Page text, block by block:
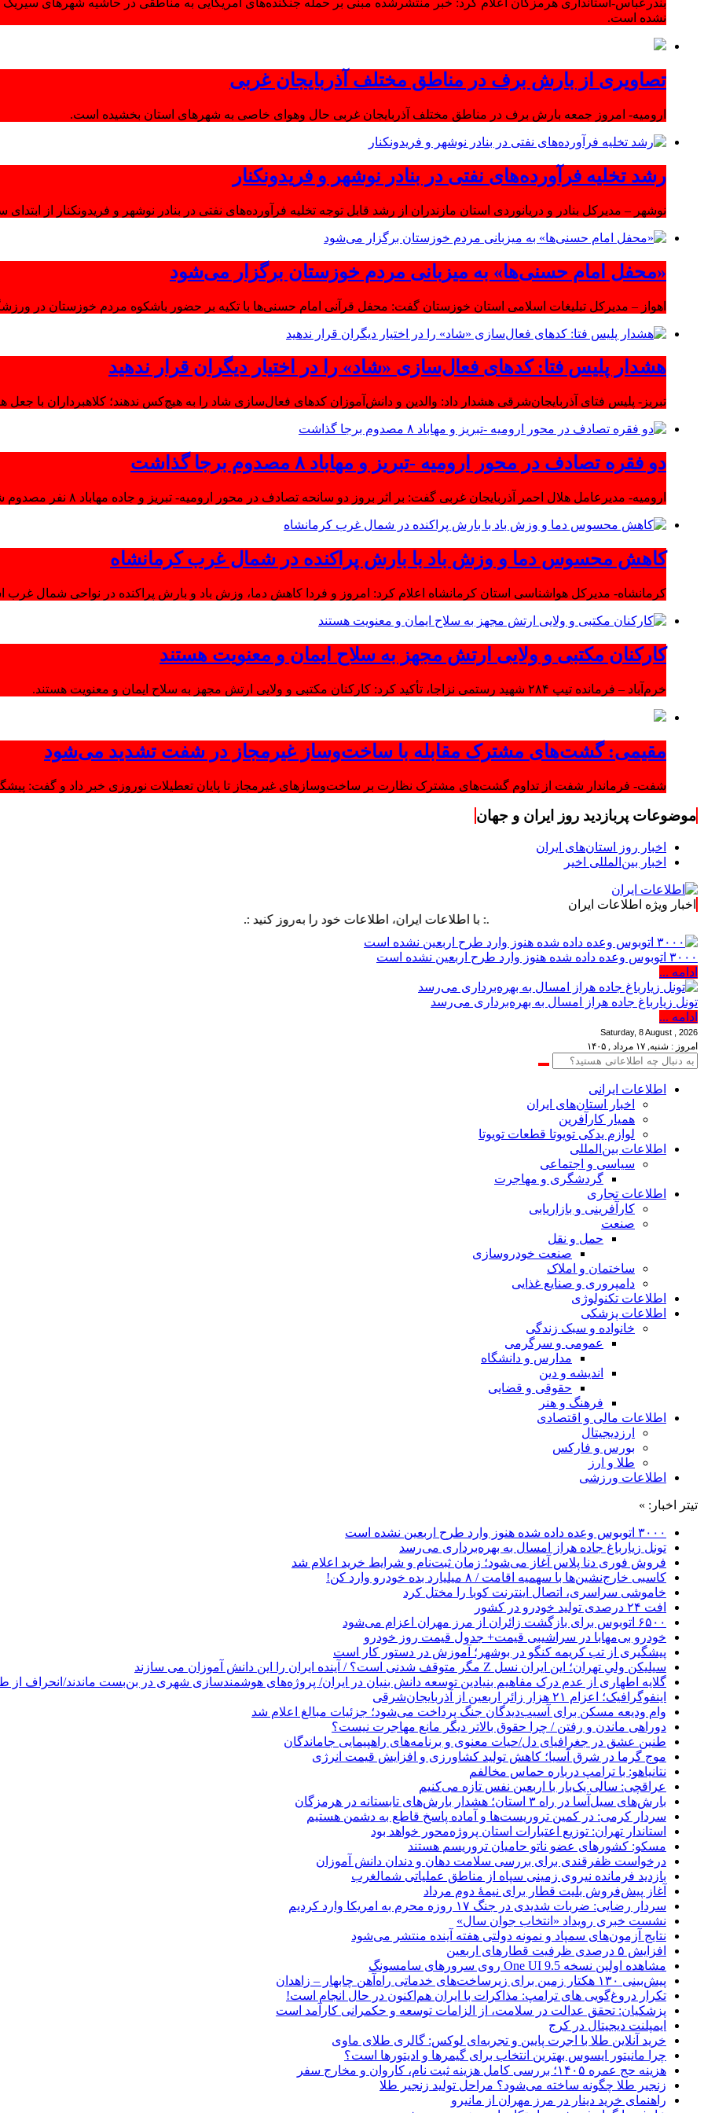
بندرعباس-استانداری هرمزگان اعلام کرد: خبر منتشرشده مبنی بر حمله جنگنده‌های آمریکایی به مناطقی در حاشیه شهرهای
نشده است.
تصاویری از بارش برف در مناطق مختلف آذربایجان غربی
ارومیه- امروز جمعه بارش برف در مناطق مختلف آذربایجان غربی حال وهوای خاصی به شهرهای استان بخشیده است.
رشد تخلیه فرآورده‌های نفتی در بنادر نوشهر و فریدونکنار
نوشهر – مدیرکل بنادر و دریانوردی استان مازندران از رشد قابل توجه تخلیه فرآورده‌های نفتی در بنادر نوشهر و فریدونکنار از
«محفل امام حسنی‌ها» به میزبانی مردم خوزستان برگزار می‌شود
اهواز – مدیرکل تبلیغات اسلامی استان خوزستان گفت: محفل قرآنی امام حسنی‌ها با تکیه بر حضور باشکوه مردم خوزستان در
هشدار پلیس فتا: کدهای فعال‌سازی «شاد» را در اختیار دیگران قرار ندهید
تبریز- پلیس فتای آذربایجان‌شرقی هشدار داد: والدین و دانش‌آموزان کدهای فعال‌سازی شاد را به هیچ‌کس ندهند؛ کلاهبرداران با
دو فقره تصادف در محور ارومیه -تبریز و مهاباد ۸ مصدوم برجا گذاشت
ارومیه- مدیرعامل هلال احمر آذربایجان غربی گفت: بر اثر بروز دو سانحه تصادف در محور ارومیه- تبریز و جاده مهاباد ۸ نفر مصدوم شدند.
کاهش محسوس دما و وزش باد با بارش پراکنده در شمال غرب کرمانشاه
کرمانشاه- مدیرکل هواشناسی استان کرمانشاه اعلام کرد: امروز و فردا کاهش دما، وزش باد و بارش پراکنده در نواحی شمال
کارکنان مکتبی و ولایی ارتش مجهز به سلاح ایمان و معنویت هستند
خرم‌آباد – فرمانده تیپ ۲۸۴ شهید رستمی نزاجا، تأکید کرد: کارکنان مکتبی و ولایی ارتش مجهز به سلاح ایمان و معنویت هستند.
مقیمی: گشت‌های مشترک مقابله با ساخت‌وساز غیرمجاز در شفت تشدید می‌شود
شفت- فرماندار شفت از تداوم گشت‌های مشترک نظارت بر ساخت‌وسازهای غیرمجاز تا پایان تعطیلات نوروزی خبر داد و گفت:
موضوعات پربازدید روز ایران و جهان
اخبار روز استان‌های ایران
اخبار بین‌المللی اخیر
اخبار ویژه اطلاعات ایران
.: با اطلاعات ایران، اطلاعات خود را به‌روز کنید :.
۳۰۰۰ اتوبوس وعده داده شده هنوز وارد طرح اربعین نشده است
ادامه ...
تونل زیارباغ جاده هراز امسال به بهره‌برداری می‌رسد
ادامه ...
Saturday, 8 August , 2026
امروز : شنبه, ۱۷ مرداد , ۱۴۰۵
اطلاعات‌ ‎ایرانی
اخبار استان‌های ایران
همیار کارآفرین
لوازم یدکی تویوتا قطعات تویوتا
اطلاعات بین‌المللی
سیاسی و اجتماعی
گردشگری و مهاجرت
اطلاعات تجاری
کارآفرینی و بازاریابی
صنعت
حمل و نقل
صنعت خودروسازی
ساختمان و املاک
دامپروری و صنایع غذایی
اطلاعات تکنولوژی
اطلاعات پزشکی
خانواده و سبک زندگی
عمومی و سرگرمی
مدارس و دانشگاه
اندیشه و دین
حقوقی و قضایی
فرهنگ و هنر
اطلاعات مالی و اقتصادی
ارزدیجیتال
بورس و فارکس
طلا و ارز
اطلاعات ورزشی
تیتر اخبار: »
۳۰۰۰ اتوبوس وعده داده شده هنوز وارد طرح اربعین نشده است
تونل زیارباغ جاده هراز امسال به بهره‌برداری می‌رسد
فروش فوری دنا پلاس آغاز می‌شود؛ زمان ثبت‌نام و شرایط خرید اعلام شد
کاسبی خارج‌نشین‌ها با سهمیه اقامت / ۸ میلیارد بده خودرو وارد کن!
خاموشی سراسری، اتصال اینترنت کوبا را مختل کرد
افت ۲۴ درصدی تولید خودرو در کشور
۶۵۰۰ اتوبوس برای بازگشت زائران از مرز مهران اعزام می‌شود
خودرو بی‌مهابا در سراشیبی قیمت+ جدول قیمت روز خودرو
پیشگیری از تب کریمه کنگو در بوشهر؛ آموزش در دستور کار است
سیلیکن ولیِ تهران؛ این ایران نسل Z مگر متوقف شدنی است؟ / آینده ایران را این دانش آموزان می سازند
گلایه اطهاری از عدم درک مفاهیم بنیادین توسعه دانش بنیان در ایران/ پروژه‌های هوشمندسازی شهری در بن‌بست ماندند/انحراف از طرح جامع ۱۳۸۶ به
اینفوگرافیک؛ اعزام ۲۱ هزار زائر اربعین از آذربایجان‌شرقی
وام ودیعه مسکن برای آسیب‌دیدگان جنگ پرداخت می‌شود؛ جزئیات مبالغ اعلام شد
دوراهی ماندن و رفتن / چرا حقوق بالاتر دیگر مانع مهاجرت نیست؟
طنین عشق در جغرافیای دل/حیات معنوی و برنامه‌های راهپیمایی جاماندگان
موج گرما در شرق آسیا؛ کاهش تولید کشاورزی و افزایش قیمت انرژی
نتانیاهو: با ترامپ درباره حماس مخالفم
عراقچی: سالی یک‌بار با اربعین نفس تازه می‌کنیم
بارش‌های سیل‌آسا در راه ۳ استان؛ هشدار بارش‌های تابستانه در هرمزگان
سردار کرمی: در کمین تروریست‌ها و آماده پاسخ قاطع به دشمن هستیم
استاندار تهران: توزیع اعتبارات استان پروژه‌محور خواهد بود
مسکو: کشورهای عضو ناتو حامیان تروریسم هستند
درخواست ظفرقندی برای بررسی سلامت دهان و دندان دانش آموزان
بازدید فرمانده نیروی زمینی سپاه از مناطق عملیاتی شمالغرب
آغاز پیش‌فروش بلیت قطار برای نیمۀ دوم مرداد
سردار رضایی: ضربات شدیدی در جنگ ۱۷ روزه محرم به امریکا وارد کردیم
نشست خبری رویداد «انتخاب جوان سال»
نتایج آزمون‌های سمپاد و نمونه دولتی هفته آینده منتشر می‌شود
افزایش ۵ درصدی ظرفیت قطارهای اربعین
مشاهده اولین نسخه One UI 9.5 روی سرورهای سامسونگ
پیش‌بینی ۱۳۰ هکتار زمین برای زیرساخت‌های خدماتی راه‌آهن چابهار – زاهدان
تکرار دروغ‌گویی های ترامپ: مذاکرات با ایران هم‌اکنون در حال انجام است!
پزشکیان: تحقق عدالت در سلامت، از الزامات توسعه و حکمرانی کارآمد است
ایمپلنت دیجیتال در کرج
خرید آنلاین طلا با اجرت پایین و تجربه‌ای لوکس: گالری طلای ماوی
چرا مانیتور ایسوس بهترین انتخاب برای گیمرها و ادیتورها است؟
هزینه حج عمره ۱۴۰۵؛ بررسی کامل هزینه ثبت نام، کاروان و مخارج سفر
زنجیر طلا چگونه ساخته می‌شود؟ مراحل تولید زنجیر طلا
راهنمای خرید دینار در مرز مهران از مانیرو